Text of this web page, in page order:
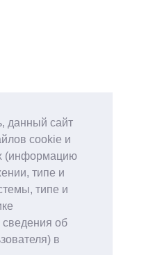
данный сайт
cookie и
(информацию
типе и
типе и
сведения об
в